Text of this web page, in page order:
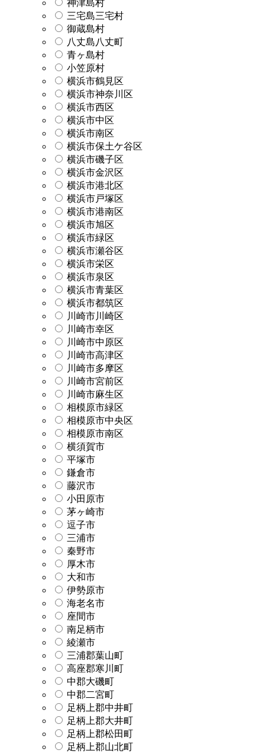
神津島村
三宅島三宅村
御蔵島村
八丈島八丈町
青ヶ島村
小笠原村
横浜市鶴見区
横浜市神奈川区
横浜市西区
横浜市中区
横浜市南区
横浜市保土ケ谷区
横浜市磯子区
横浜市金沢区
横浜市港北区
横浜市戸塚区
横浜市港南区
横浜市旭区
横浜市緑区
横浜市瀬谷区
横浜市栄区
横浜市泉区
横浜市青葉区
横浜市都筑区
川崎市川崎区
川崎市幸区
川崎市中原区
川崎市高津区
川崎市多摩区
川崎市宮前区
川崎市麻生区
相模原市緑区
相模原市中央区
相模原市南区
横須賀市
平塚市
鎌倉市
藤沢市
小田原市
茅ヶ崎市
逗子市
三浦市
秦野市
厚木市
大和市
伊勢原市
海老名市
座間市
南足柄市
綾瀬市
三浦郡葉山町
高座郡寒川町
中郡大磯町
中郡二宮町
足柄上郡中井町
足柄上郡大井町
足柄上郡松田町
足柄上郡山北町